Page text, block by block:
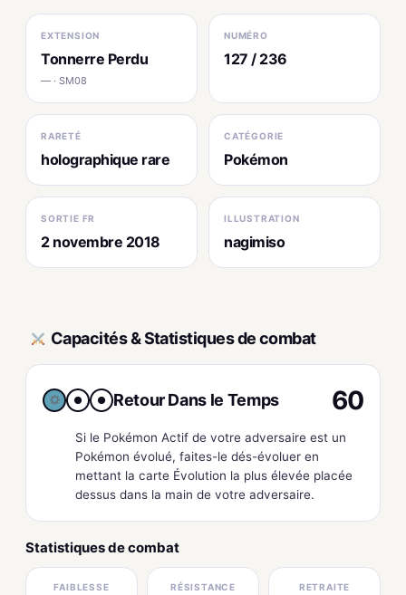
EXTENSION
Tonnerre Perdu
— · SM08
NUMÉRO
127 / 236
RARETÉ
holographique rare
CATÉGORIE
Pokémon
SORTIE FR
2 novembre 2018
ILLUSTRATION
nagimiso
Capacités & Statistiques de combat
● ● Retour Dans le Temps 60
Si le Pokémon Actif de votre adversaire est un
Pokémon évolué, faites-le dés-évoluer en
mettant la carte Évolution la plus élevée placée
dessus dans la main de votre adversaire.
Statistiques de combat
FAIBLESSE RÉSISTANCE RETRAITE